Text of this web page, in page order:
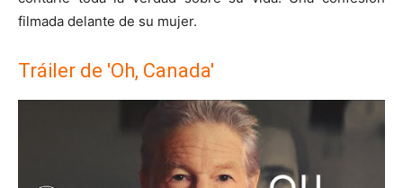
filmada delante de su mujer.
Tráiler de 'Oh, Canada'